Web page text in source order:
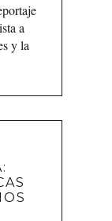
a
y la